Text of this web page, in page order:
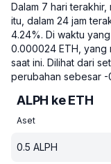
Dalam 7 hari terakhir,
itu, dalam 24 jam
4.24%. Di waktu yang
0.000024 ETH, yang
saat ini. Dilihat dari
perubahan sebesar -
ALPH ke ETH
Aset
0.5 ALPH